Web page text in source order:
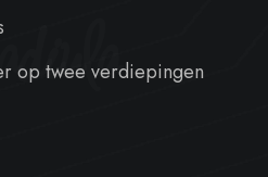
op twee verdiepingen